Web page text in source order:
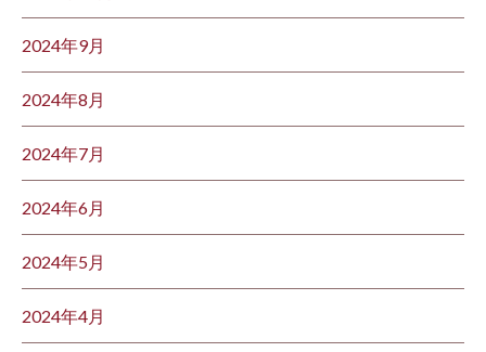
2024年9月
2024年8月
2024年7月
2024年6月
2024年5月
2024年4月